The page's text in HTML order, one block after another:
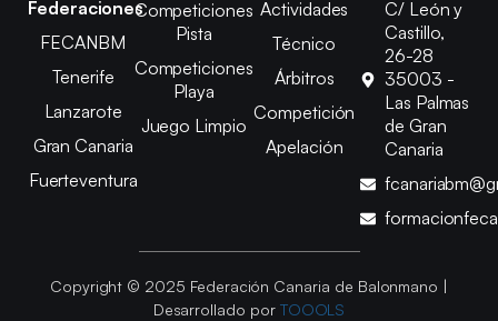
Federaciones
FECANBM
Tenerife
Lanzarote
Gran Canaria
Fuerteventura
Competiciones
Pista
Competiciones
Playa
Juego Limpio
Actividades
Técnico
Árbitros
Competición
Apelación
C/ León y
Castillo,
26-28
35003 -
Las Palmas
de Gran
Canaria
Copyright © 2025 Federación Canaria de Balonmano |
Desarrollado por TOOOLS